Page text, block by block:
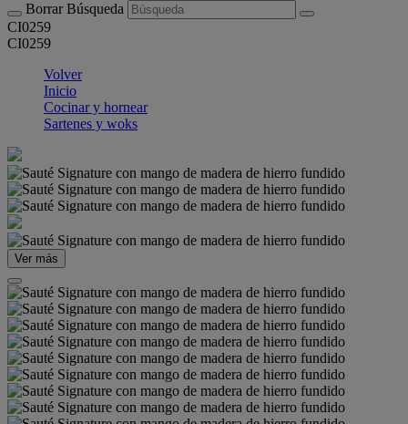
Borrar Búsqueda
CI0259
CI0259
Volver
Inicio
Cocinar y hornear
Sartenes y woks
Ver más